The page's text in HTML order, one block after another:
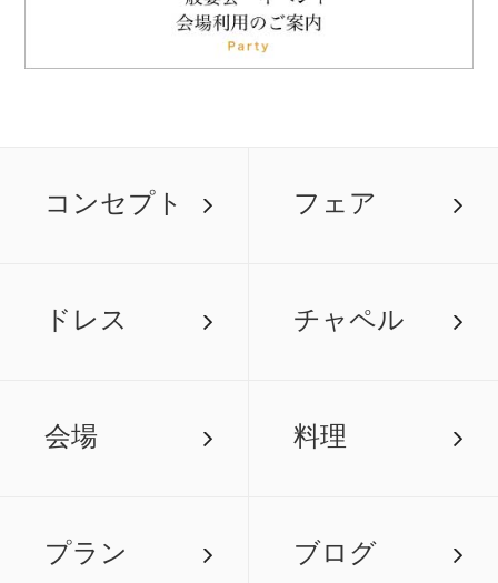
コンセプト フェア
ドレス チャペル
会場 料理
プラン ブログ